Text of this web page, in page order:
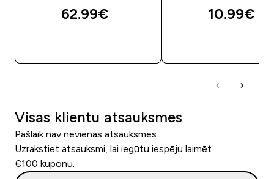
62.99€‎ 10.99€‎
Visas klientu atsauksmes
Pašlaik nav nevienas atsauksmes.
Uzrakstiet atsauksmi, lai iegūtu iespēju laimēt
€100 kuponu.